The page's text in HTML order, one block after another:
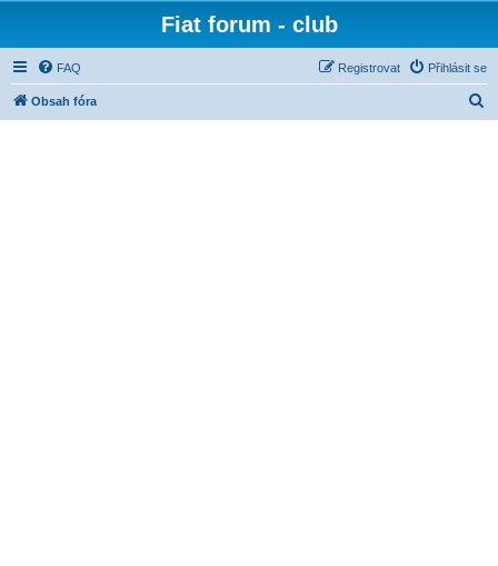
Fiat forum - club
FAQ Přihlásit se
Registrovat
Obsah fóra